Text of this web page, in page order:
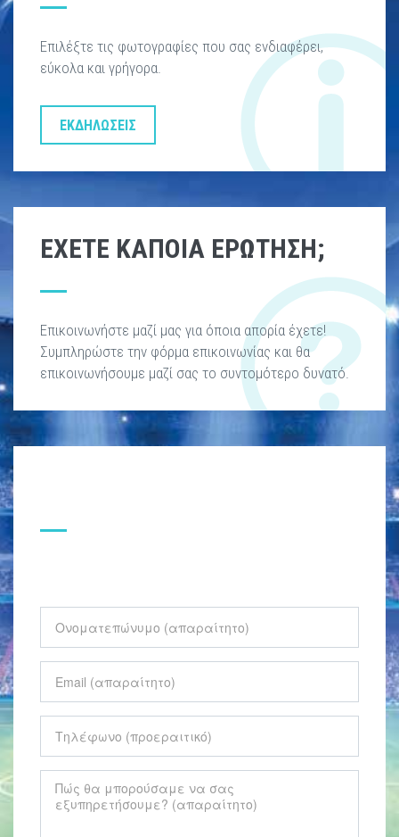
Επιλέξτε τις φωτογραφίες που σας ενδιαφέρει,
εύκολα και γρήγορα.
ΕΚΔΗΛΏΣΕΙΣ
ΈΧΕΤΕ ΚΑΠΟΙΑ ΕΡΩΤΗΣΗ;
Επικοινωνήστε μαζί μας για όποια απορία έχετε!
Συμπληρώστε την φόρμα επικοινωνίας και θα
επικοινωνήσουμε μαζί σας το συντομότερο δυνατό.
Ονοματεπώνυμο
(απαραίτητο)
Email
(απαραίτητο)
Τηλέφωνο
(προεραιτικό)
Πώς